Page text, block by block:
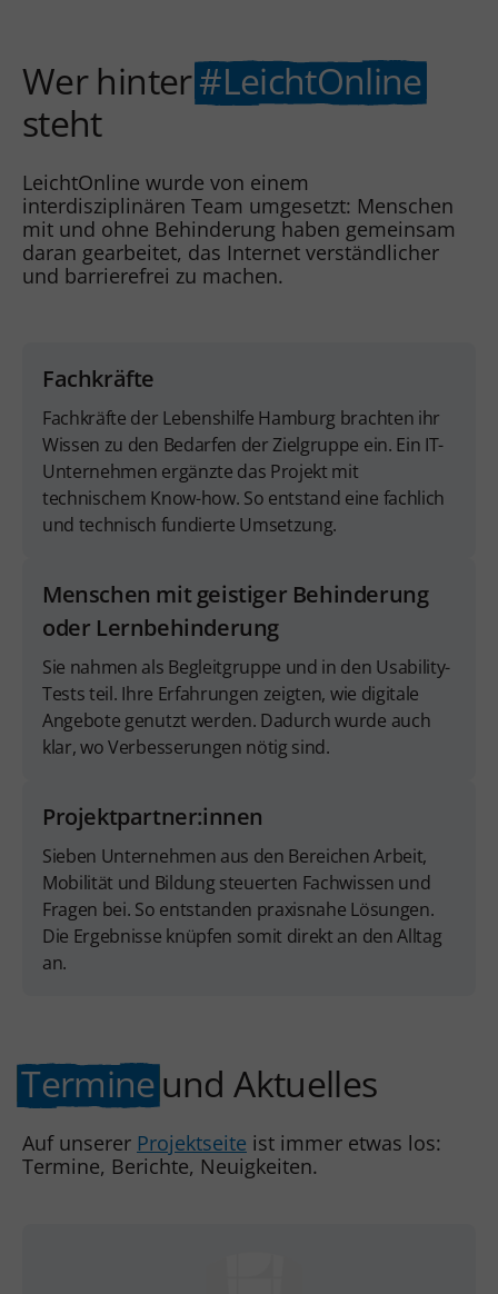
Wer hinter#LeichtOnline
steht
LeichtOnline wurde von einem
interdisziplinären Team umgesetzt: Menschen
mit und ohne Behinderung haben gemeinsam
daran gearbeitet, das Internet verständlicher
und barrierefrei zu machen.
Fachkräfte
Fachkräfte der Lebenshilfe Hamburg brachten ihr
Wissen zu den Bedarfen der Zielgruppe ein. Ein IT-
Unternehmen ergänzte das Projekt mit
technischem Know-how. So entstand eine fachlich
und technisch fundierte Umsetzung.
Menschen mit geistiger Behinderung
oder Lernbehinderung
Sie nahmen als Begleitgruppe und in den Usability-
Tests teil. Ihre Erfahrungen zeigten, wie digitale
Angebote genutzt werden. Dadurch wurde auch
klar, wo Verbesserungen nötig sind.
Projektpartner:innen
Sieben Unternehmen aus den Bereichen Arbeit,
Mobilität und Bildung steuerten Fachwissen und
Fragen bei. So entstanden praxisnahe Lösungen.
Die Ergebnisse knüpfen somit direkt an den Alltag
an.
Termineund Aktuelles
Auf unserer Projektseite ist immer etwas los:
Termine, Berichte, Neuigkeiten.